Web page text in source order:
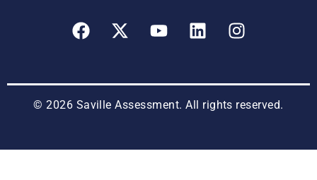
© 2026 Saville Assessment. All rights reserved.